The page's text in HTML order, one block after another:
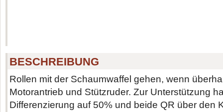
BESCHREIBUNG
Rollen mit der Schaumwaffel gehen, wenn
Motorantrieb und Stützruder. Zur Unterstützung
Differenzierung auf 50% und beide QR über den